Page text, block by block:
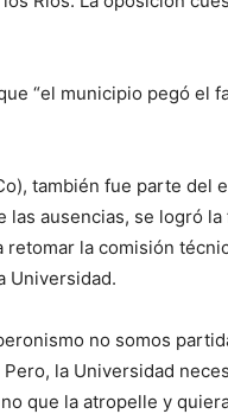
“el municipio pegó el
también fue parte del
las ausencias, se logró
retomar la comisión
Universidad.
no somos
la Universidad
que la atropelle y